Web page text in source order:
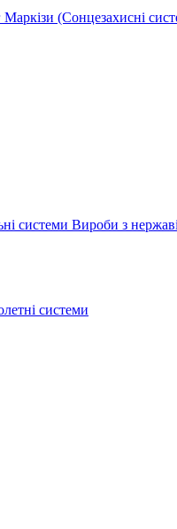
Маркізи (Сонцезахисні
системи Вироби з
системи